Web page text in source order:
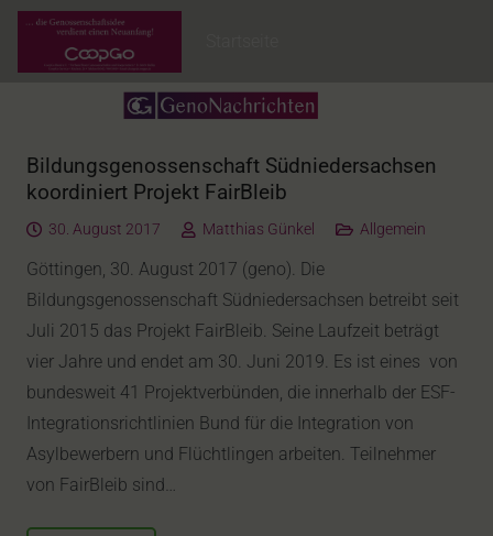
Bildungsgenossenschaft Südniedersachsen
koordiniert Projekt FairBleib
30. August 2017 Matthias Günkel Allgemein
Göttingen, 30. August 2017 (geno). Die
Bildungsgenossenschaft Südniedersachsen betreibt seit
Juli 2015 das Projekt FairBleib. Seine Laufzeit beträgt
vier Jahre und endet am 30. Juni 2019. Es ist eines von
bundesweit 41 Projektverbünden, die innerhalb der ESF-
Integrationsrichtlinien Bund für die Integration von
Asylbewerbern und Flüchtlingen arbeiten. Teilnehmer
von FairBleib sind…